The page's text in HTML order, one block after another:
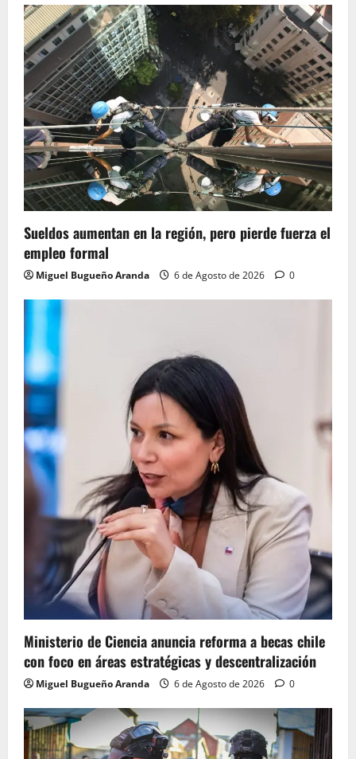
Sueldos aumentan en la región, pero pierde fuerza el
empleo formal
Miguel Bugueño Aranda 6 de Agosto de 2026 0
Ministerio de Ciencia anuncia reforma a becas chile
con foco en áreas estratégicas y descentralización
Miguel Bugueño Aranda 6 de Agosto de 2026 0